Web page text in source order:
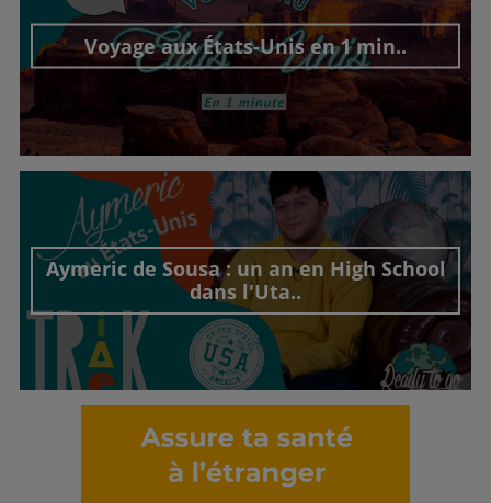
Voyage aux États-Unis en 1 min..
Découvrir cet interview
Aymeric de Sousa : un an en High School
dans l'Uta..
Découvrir cet interview